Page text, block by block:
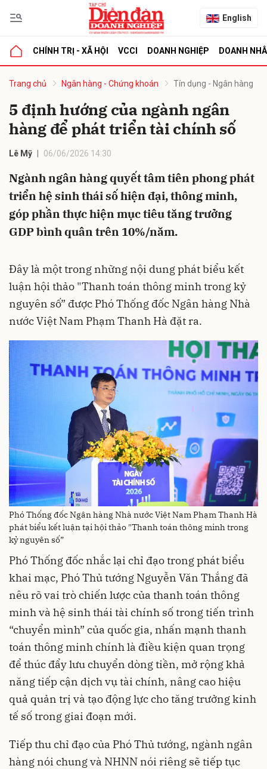
English
CHÍNH TRỊ - XÃ HỘI VCCI DOANH NGHIỆP DOANH
Trang chủ Ngân hàng - Chứng khoán Tín dụng - Ngân hàng
5 định hướng của ngành ngân
hàng để phát triển tài chính số
Lê Mỹ 06/06/2026 14:30
Ngành ngân hàng quyết tâm tiên phong phát
triển hệ sinh thái số hiện đại, thông minh,
góp phần thực hiện mục tiêu tăng trưởng
GDP bình quân trên 10%/năm.
Đây là một trong những nội dung phát biểu kết
luận hội thảo "Thanh toán thông minh trong kỷ
nguyên số” được Phó Thống đốc Ngân hàng Nhà
nước Việt Nam Phạm Thanh Hà đặt ra.
Phó Thống đốc Ngân hàng Nhà nước Việt Nam Phạm Thanh Hà
phát biểu kết luận tại hội thảo "Thanh toán thông minh trong
kỷ nguyên số”
Phó Thống đốc nhắc lại chỉ đạo trong phát biểu
khai mạc, Phó Thủ tướng Nguyễn Văn Thắng đã
nêu rõ vai trò chiến lược của thanh toán thông
minh và hệ sinh thái tài chính số trong tiến trình
“chuyển mình” của quốc gia, nhấn mạnh thanh
toán thông minh chính là điều kiện quan trọng
để thúc đẩy lưu chuyển dòng tiền, mở rộng khả
năng tiếp cận dịch vụ tài chính, nâng cao hiệu
quả quản trị và tạo động lực cho tăng trưởng kinh
tế số trong giai đoạn mới.
Tiếp thu chỉ đạo của Phó Thủ tướng, ngành ngân
hàng nói chung và NHNN nói riêng sẽ tiếp tục
luận
Hủy